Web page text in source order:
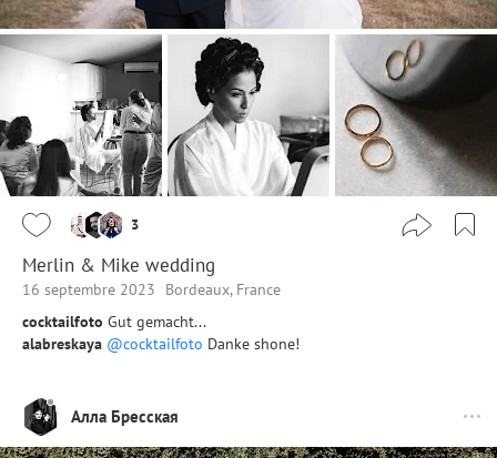
3
Merlin & Mike wedding
16 septembre 2023
Bordeaux, France
cocktailfoto Gut gemacht...
alabreskaya @cocktailfoto Danke shone!
Алла Бресская